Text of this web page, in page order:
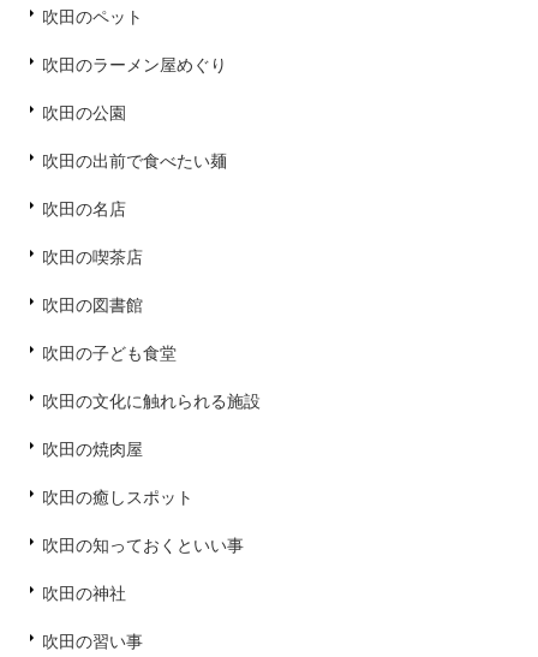
吹田のペット
吹田のラーメン屋めぐり
吹田の公園
吹田の出前で食べたい麺
吹田の名店
吹田の喫茶店
吹田の図書館
吹田の子ども食堂
吹田の文化に触れられる施設
吹田の焼肉屋
吹田の癒しスポット
吹田の知っておくといい事
吹田の神社
吹田の習い事